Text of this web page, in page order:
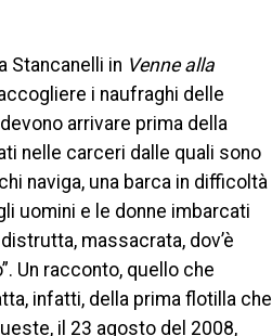
Stancanelli in Venne alla
i naufraghi delle
arrivare prima della
nelle carceri dalle quali sono
naviga, una barca in difficoltà
uomini e le donne imbarcati
massacrata, dov’è
Un racconto, quello che
infatti, della prima flotilla che
il 23 agosto del 2008,